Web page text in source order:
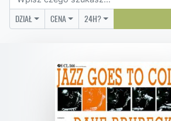
DZIAŁ CENA 24H?